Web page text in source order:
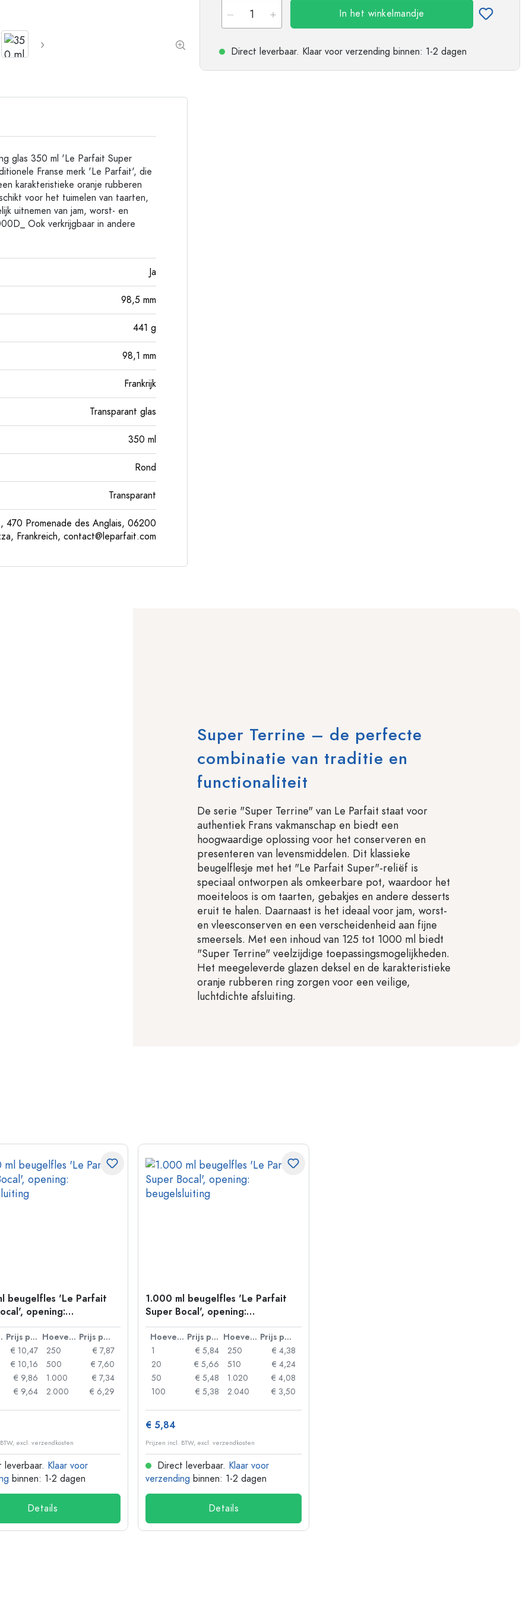
Gistingsflessen & Mandflessen
Aluminium flessen
In het winkelmandje
Direct leverbaar. Klaar voor verzending binnen: 1-2 dagen
glas 350 ml 'Le Parfait Super
Franse merk 'Le Parfait', die
karakteristieke oranje rubberen
voor het tuimelen van taarten,
uitnemen van jam, worst- en
Ook verkrijgbaar in andere
Ja
98,5 mm
441 g
98,1 mm
Frankrijk
Transparant glas
350 ml
Rond
Transparant
470 Promenade des Anglais, 06200
Frankreich, contact@leparfait.com
Super Terrine – de perfecte
combinatie van traditie en
functionaliteit
De serie "Super Terrine" van Le Parfait staat voor
authentiek Frans vakmanschap en biedt een
hoogwaardige oplossing voor het conserveren en
presenteren van levensmiddelen. Dit klassieke
beugelflesje met het "Le Parfait Super"-reliëf is
speciaal ontworpen als omkeerbare pot, waardoor het
moeiteloos is om taarten, gebakjes en andere desserts
eruit te halen. Daarnaast is het ideaal voor jam, worst-
en vleesconserven en een verscheidenheid aan fijne
smeersels. Met een inhoud van 125 tot 1000 ml biedt
"Super Terrine" veelzijdige toepassingsmogelijkheden.
Het meegeleverde glazen deksel en de karakteristieke
oranje rubberen ring zorgen voor een veilige,
luchtdichte afsluiting.
beugelfles 'Le Parfait
opening:
Prijs per eenheid Hoeveelheid
Prijs per eenheid
€ 10,47
€ 10,16
€ 9,86
€ 9,64
250
€ 7,87
500
€ 7,60
1.000
€ 7,34
2.000
€ 6,29
excl. verzendkosten
Klaar voor
binnen: 1-2 dagen
Details
1.000 ml beugelfles 'Le Parfait
Super Bocal', opening:
beugelsluiting
Hoeveelheid Prijs per eenheid Hoeveelheid
Prijs per eenheid
1
€ 5,84
20
€ 5,66
50
€ 5,48
100
€ 5,38
250
€ 4,38
510
€ 4,24
1.020
€ 4,08
2.040
€ 3,50
€ 5,84
Prijzen incl. BTW, excl. verzendkosten
Direct leverbaar. Klaar voor
verzending binnen: 1-2 dagen
Details